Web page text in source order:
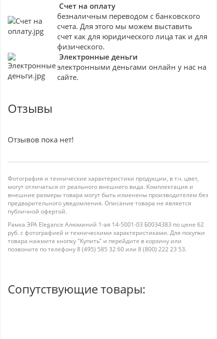
Счет на оплату
безналичным переводом с банковского
счета. Для этого мы можем выставить
счет как для юридического лица так и для
физического.
Электронные деньги
электронными деньгами онлайн у нас на
сайте.
Отзывы
Отзывов пока нет!
Фотография и технические характеристики продукции, в т.ч. цвет,
могут отличаться от реального внешнего вида. Комплектация и
внешние размеры товара могут быть изменены производителем без
предварительного уведомления. Описание товара не является
публичной офертой.
Рамка ЭРА Elegance Алюминий 1-ая 14-5001-03 Б0034383 по цене 62
руб. с фотографией и техническими характеристиками. Для покупки
товара нажмите кнопку "Купить" и перейдите в корзину или
позвоните по телефону 8 (495) 585 32 60 или 8 (800) 222 23 53.
Сопутствующие товары: